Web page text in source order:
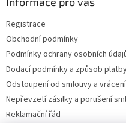
Registrace
Obchodní podmínky
Podmínky ochrany osobních
Dodací podmínky a způsob
Odstoupení od smlouvy a
Nepřevzetí zásilky a porušení
Reklamační řád